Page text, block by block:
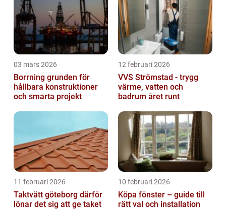
03 mars 2026
Borrning grunden för
hållbara konstruktioner
och smarta projekt
12 februari 2026
VVS Strömstad - trygg
värme, vatten och
badrum året runt
11 februari 2026
Taktvätt göteborg därför
lönar det sig att ge taket
10 februari 2026
Köpa fönster – guide till
rätt val och installation